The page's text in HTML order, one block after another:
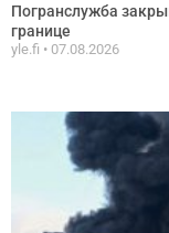
Погранслужба
границе
yle.fi 07.08.2026